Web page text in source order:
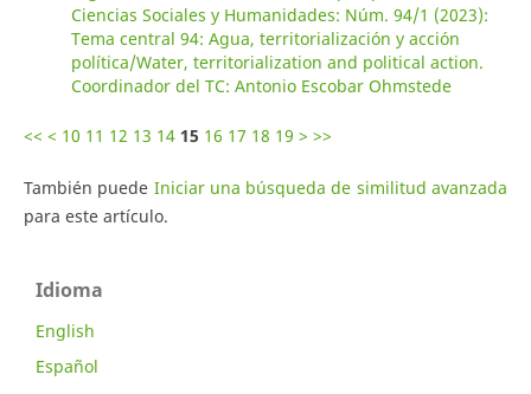
Ciencias Sociales y Humanidades: Núm. 94/1 (2023):
Tema central 94: Agua, territorialización y acción
política/Water, territorialization and political action.
Coordinador del TC: Antonio Escobar Ohmstede
<< < 10 11 12 13 14 15 16 17 18 19 > >>
También puede Iniciar una búsqueda de similitud avanzada
para este artículo.
Idioma
English
Español